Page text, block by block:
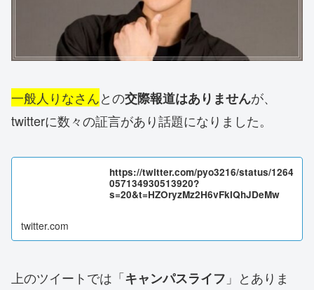
一般人りなさんとの交際報道はありませんが、
twitterに数々の証言があり話題になりました。
https://twitter.com/pyo3216/status/1264
057134930513920?
s=20&t=HZOryzMz2H6vFkIQhJDeMw
twitter.com
上のツイートでは「キャンパスライフ 」とありま